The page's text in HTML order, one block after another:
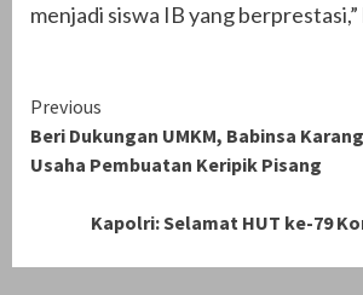
menjadi siswa IB yang
Continue
Reading
Previous
Beri Dukungan UMKM, Babinsa
Usaha Pembuatan Keripik Pisang
Kapolri: Selamat HUT ke-79